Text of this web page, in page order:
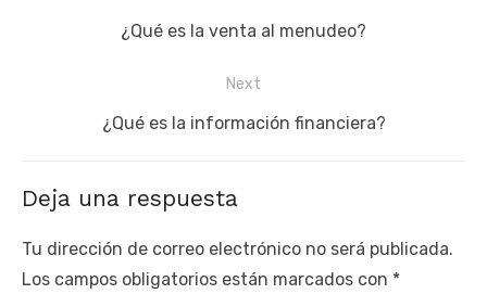
Previous
¿Qué es la venta al menudeo?
Next
Next
¿Qué es la información financiera?
Deja una respuesta
Tu dirección de correo electrónico no será publicada.
Los campos obligatorios están marcados con *